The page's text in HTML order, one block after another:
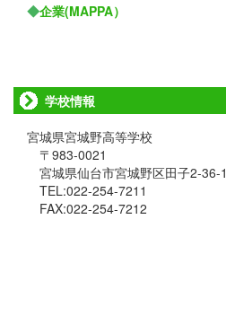
◆企業(MAPPA）
学校情報
宮城県宮城野高等学校
〒983-0021
宮城県仙台市宮城野区田子2-36-1
TEL:022-254-7211
FAX:022-254-7212